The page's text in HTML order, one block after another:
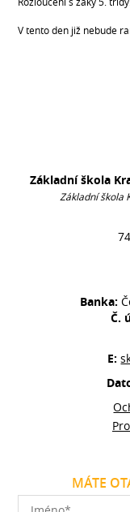
V tento den již nebude
Základní škola
Základní škola
Banka:
Č.
E:
MÁTE